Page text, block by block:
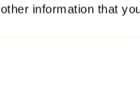
other information that